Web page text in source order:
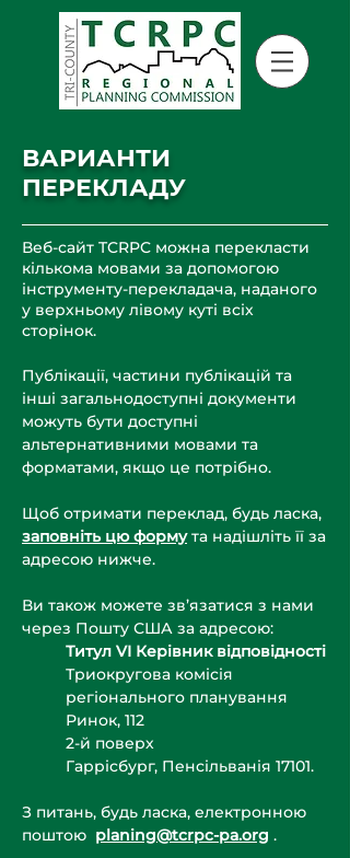
ВАРИАНТИ
ПЕРЕКЛАДУ
Веб-сайт TCRPC можна перекласти
кількома мовами за допомогою
інструменту-перекладача, наданого
у верхньому лівому куті всіх
сторінок.
Публікації, частини публікацій та
інші загальнодоступні документи
можуть бути доступні
альтернативними мовами та
форматами, якщо це потрібно.
Щоб отримати переклад, будь ласка,
заповніть цю формута надішліть її за
адресою нижче.
Ви також можете зв’язатися з нами
через Пошту США за адресою:
Титул VI Керівник відповідності
Триокругова комісія
регіонального планування
Ринок, 112
2-й поверх
Гаррісбург, Пенсільванія 17101.
З питань, будь ласка, електронною
поштою planing@tcrpc-pa.org .